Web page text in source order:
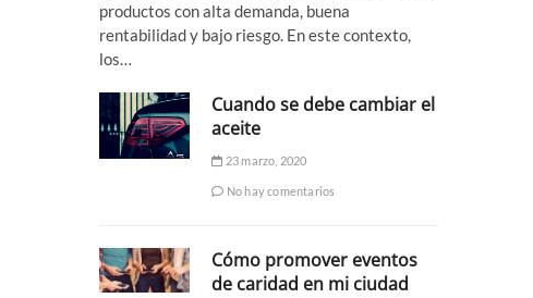
productos con alta demanda, buena
rentabilidad y bajo riesgo. En este contexto,
los…
Cuando se debe cambiar el
aceite
23 marzo, 2020
No hay comentarios
Cómo promover eventos
de caridad en mi ciudad